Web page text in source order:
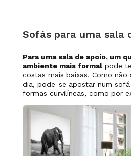
Sofás para uma sala
Para uma sala de apoio, um
ambiente mais formalpode
costas mais baixas. Como não
dia, pode-se apostar num
formas curvilíneas, como por